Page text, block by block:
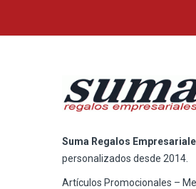
Suma Regalos
personalizados desde 2014.
Artículos Promocionales –